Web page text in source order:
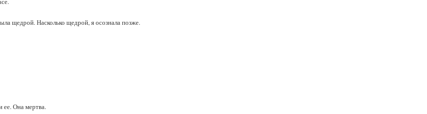
щедрой. Насколько щедрой, я осознала позже.
ее. Она мертва.